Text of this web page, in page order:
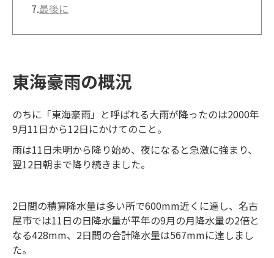
7.最後に
東海豪雨の概況
のちに「東海豪雨」と呼ばれる大雨が降ったのは2000年
9月11日から12日にかけてのこと。
雨は11日未明から降り始め、夜になると急激に強まり、
翌12日朝まで降り続きました。
2日間の積算降水量は多い所で600mm近くに達し、名古
屋市では11日の日降水量が平年の9月の月降水量の2倍と
なる428mm、2日間の合計降水量は567mmに達しまし
た。